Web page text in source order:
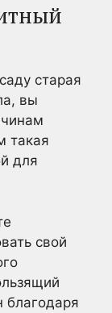
старая
вы
такая
для
свой
благодаря